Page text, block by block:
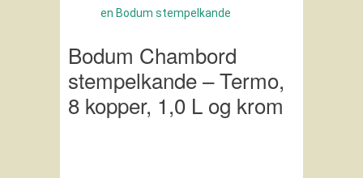
en Bodum stempelkande
Bodum Chambord
stempelkande – Termo,
8 kopper, 1,0 L og krom